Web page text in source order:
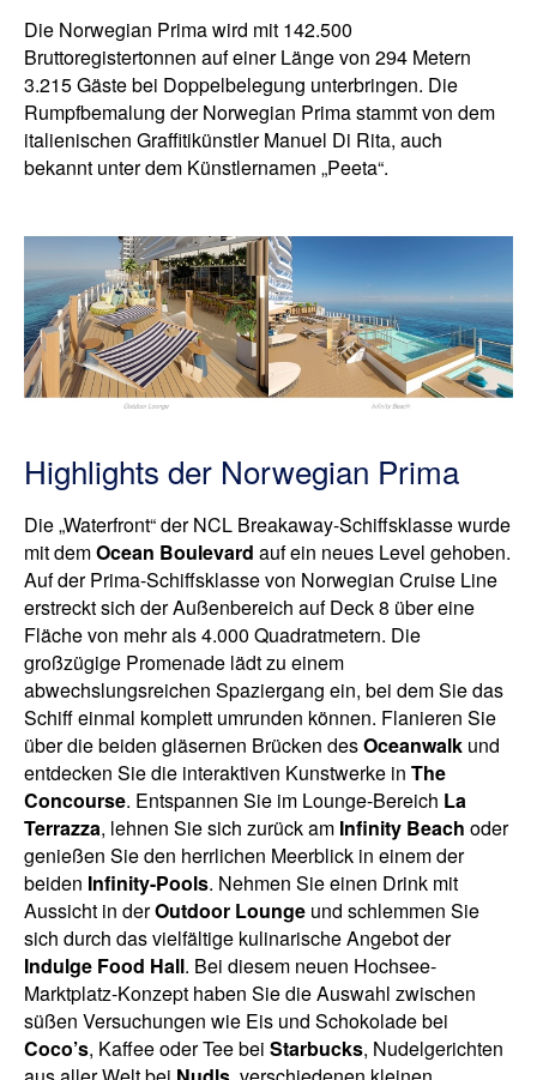
Die Norwegian Prima wird mit 142.500
Bruttoregistertonnen auf einer Länge von 294 Metern
3.215 Gäste bei Doppelbelegung unterbringen. Die
Rumpfbemalung der Norwegian Prima stammt von dem
italienischen Graffitikünstler Manuel Di Rita, auch
bekannt unter dem Künstlernamen „Peeta“.
Highlights der Norwegian Prima
Die „Waterfront“ der NCL Breakaway-Schiffsklasse wurde
mit demOcean Boulevard auf ein neues Level gehoben.
Auf der Prima-Schiffsklasse von Norwegian Cruise Line
erstreckt sich der Außenbereich auf Deck 8 über eine
Fläche von mehr als 4.000 Quadratmetern. Die
großzügige Promenade lädt zu einem
abwechslungsreichen Spaziergang ein, bei dem Sie das
Schiff einmal komplett umrunden können. Flanieren Sie
über die beiden gläsernen Brücken desOceanwalk und
entdecken Sie die interaktiven Kunstwerke in The
Concourse. Entspannen Sie im Lounge-Bereich La
Terrazza, lehnen Sie sich zurück am Infinity Beach oder
genießen Sie den herrlichen Meerblick in einem der
beiden Infinity-Pools. Nehmen Sie einen Drink mit
Aussicht in derOutdoor Lounge und schlemmen Sie
sich durch das vielfältige kulinarische Angebot der
Indulge Food Hall. Bei diesem neuen Hochsee-
Marktplatz-Konzept haben Sie die Auswahl zwischen
süßen Versuchungen wie Eis und Schokolade bei
Coco’s, Kaffee oder Tee bei Starbucks, Nudelgerichten